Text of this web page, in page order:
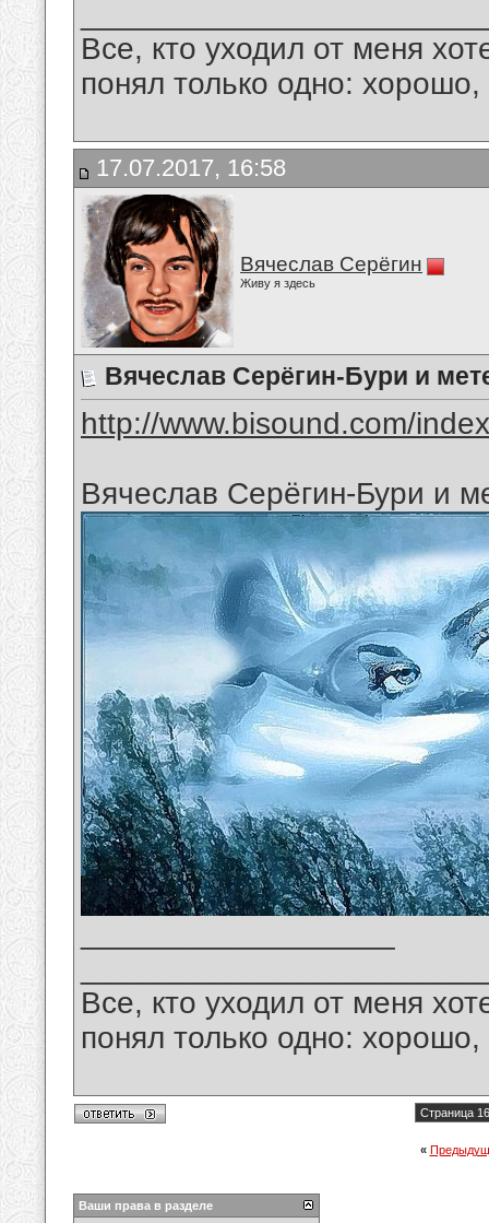
Все, кто уходил от меня
понял только одно:
17.07.2017, 16:58
Вячеслав Серёгин
Живу я здесь
Вячеслав Серёгин-Бури и
http://www.bisound.com/
Вячеслав Серёгин-Бури и
Все, кто уходил от меня
понял только одно:
Страница
«
Ваши права в разделе